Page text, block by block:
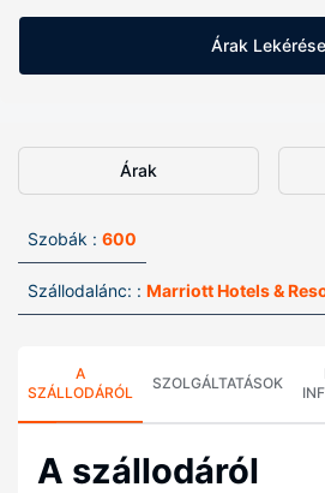
Árak Lekérése
Árak
Szobák : 600
Szállodalánc: : Marriott Hotels &
A
SZÁLLODÁRÓL
SZOLGÁLTATÁSOK
A szállodáról